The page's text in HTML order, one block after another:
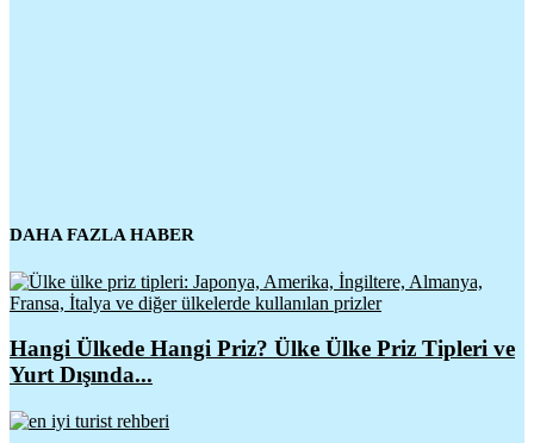
DAHA FAZLA HABER
Hangi Ülkede Hangi Priz? Ülke Ülke Priz Tipleri ve
Yurt Dışında...